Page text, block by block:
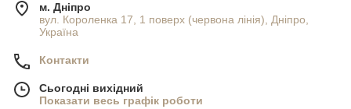
м. Дніпро
вул. Короленка 17, 1 поверх (червона лінія), Дніпро,
Україна
Контакти
Сьогодні вихідний
Показати весь графік роботи